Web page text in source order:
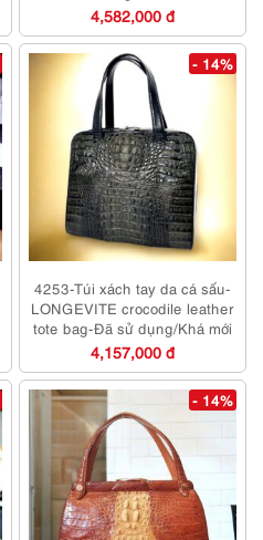
4,582,000 đ
- 14%
4253-Túi xách tay da cá sấu-
LONGEVITE crocodile leather
tote bag-Đã sử dụng/Khá mới
4,157,000 đ
- 14%